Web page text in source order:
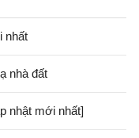
nhất
nhà đất
nhật mới nhất]